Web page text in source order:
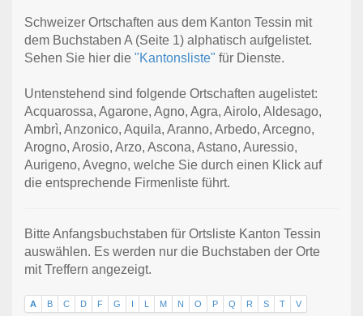
Schweizer Ortschaften aus dem Kanton Tessin mit
dem Buchstaben A (Seite 1) alphatisch aufgelistet.
Sehen Sie hier die "Kantonsliste" für Dienste.
Untenstehend sind folgende Ortschaften augelistet:
Acquarossa, Agarone, Agno, Agra, Airolo, Aldesago,
Ambrì, Anzonico, Aquila, Aranno, Arbedo, Arcegno,
Arogno, Arosio, Arzo, Ascona, Astano, Auressio,
Aurigeno, Avegno, welche Sie durch einen Klick auf
die entsprechende Firmenliste führt.
Bitte Anfangsbuchstaben für Ortsliste Kanton Tessin
auswählen. Es werden nur die Buchstaben der Orte
mit Treffern angezeigt.
A B C D F G M N O P Q R S T V